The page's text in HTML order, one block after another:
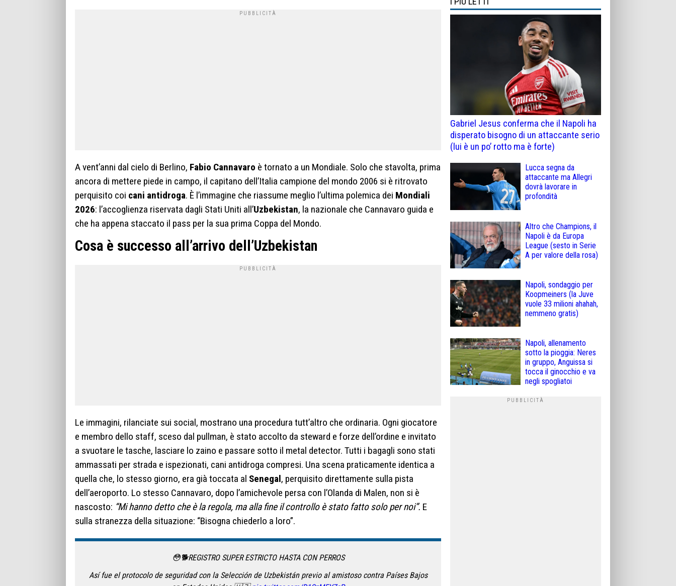
A vent’anni dal cielo di Berlino, Fabio Cannavaro è tornato a un Mondiale. Solo che stavolta, prima
ancora di mettere piede in campo, il capitano dell’Italia campione del mondo 2006 si è ritrovato
perquisito coi cani antidroga. È l’immagine che riassume meglio l’ultima polemica dei Mondiali
2026: l’accoglienza riservata dagli Stati Uniti all’Uzbekistan, la nazionale che Cannavaro guida e
che ha appena staccato il pass per la sua prima Coppa del Mondo.
Cosa è successo all’arrivo dell’Uzbekistan
Le immagini, rilanciate sui social, mostrano una procedura tutt’altro che ordinaria. Ogni giocatore
e membro dello staff, sceso dal pullman, è stato accolto da steward e forze dell’ordine e invitato
a svuotare le tasche, lasciare lo zaino e passare sotto il metal detector. Tutti i bagagli sono stati
ammassati per strada e ispezionati, cani antidroga compresi. Una scena praticamente identica a
quella che, lo stesso giorno, era già toccata al Senegal, perquisito direttamente sulla pista
dell’aeroporto. Lo stesso Cannavaro, dopo l’amichevole persa con l’Olanda di Malen, non si è
nascosto: “Mi hanno detto che è la regola, ma alla fine il controllo è stato fatto solo per noi”. E
sulla stranezza della situazione: “Bisogna chiederlo a loro”.
😳🐕REGISTRO SUPER ESTRICTO HASTA CON PERROS
Así fue el protocolo de seguridad con la Selección de Uzbekistán previo al amistoso contra Países Bajos
Gabriel Jesus conferma che il Napoli ha
disperato bisogno di un attaccante serio
(lui è un po’ rotto ma è forte)
Lucca segna da
attaccante ma Allegri
dovrà lavorare in
profondità
Altro che Champions, il
Napoli è da Europa
League (sesto in Serie
A per valore della rosa)
Napoli, sondaggio per
Koopmeiners (la Juve
vuole 33 milioni ahahah,
nemmeno gratis)
Napoli, allenamento
sotto la pioggia: Neres
in gruppo, Anguissa si
tocca il ginocchio e va
negli spogliatoi